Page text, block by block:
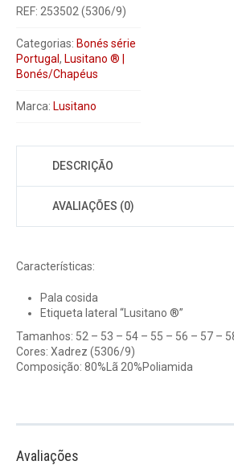
REF: 253502 (5306/9)
Categorias: Bonés série
Portugal , Lusitano ® |
Bonés/Chapéus
Marca: Lusitano
DESCRIÇÃO
AVALIAÇÕES (0)
Características:
Pala cosida
Etiqueta lateral “Lusitano ®”
Tamanhos: 52 – 53 – 54 – 55 – 56 – 57 –
Cores: Xadrez (5306/9)
Composição: 80%Lã 20%Poliamida
Avaliações